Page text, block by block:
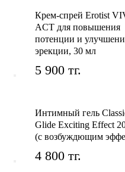
Крем-спрей Erotist
ACT для повышения
потенции и
эрекции, 30 мл
5 900 тг.
Интимный гель
Glide Exciting Effect
(с возбуждющим
4 800 тг.